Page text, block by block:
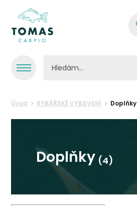
Úvod RYBÁŘSKÉ VYBAVENÍ Doplňky
Doplňky (4)